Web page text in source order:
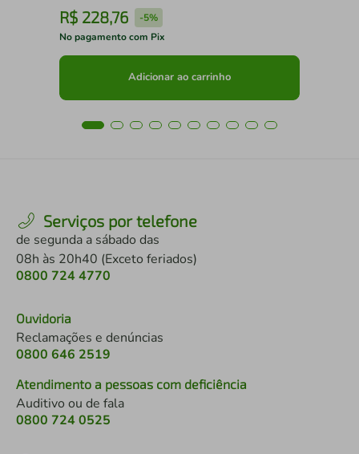
R$ 228,76 -5%
No pagamento com Pix
Adicionar ao carrinho
Serviços por telefone
de segunda a sábado das
08h às 20h40 (Exceto feriados)
0800 724 4770
Ouvidoria
Reclamações e denúncias
0800 646 2519
Atendimento a pessoas com deficiência
Auditivo ou de fala
0800 724 0525